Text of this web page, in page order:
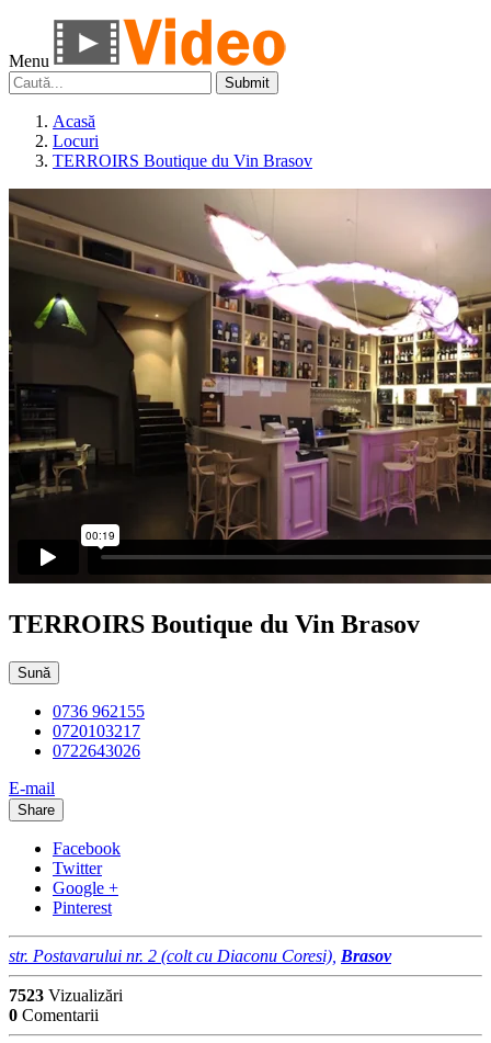
Menu
Submit
Acasă
Locuri
TERROIRS Boutique du Vin Brasov
TERROIRS Boutique du Vin Brasov
Sună
0736 962155
0720103217
0722643026
E-mail
Share
Facebook
Twitter
Google +
Pinterest
str. Postavarului nr. 2 (colt cu Diaconu Coresi), Brasov
7523 Vizualizări
0 Comentarii